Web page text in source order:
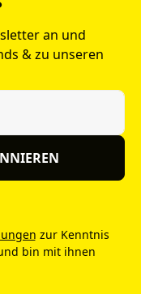
an und
& zu unseren
zur Kenntnis
bin mit ihnen